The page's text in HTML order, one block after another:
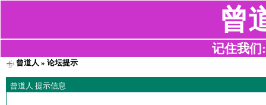
曾
记住我们
曾道人 » 论坛提示
曾道人 提示信息